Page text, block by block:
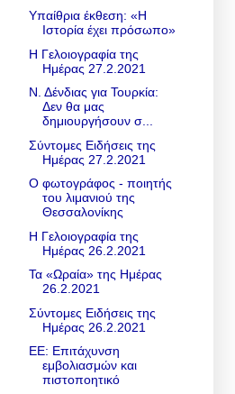
Υπαίθρια έκθεση: «Η
Ιστορία έχει πρόσωπο»
Η Γελοιογραφία της
Ημέρας 27.2.2021
Ν. Δένδιας για Τουρκία:
Δεν θα μας
δημιουργήσουν σ...
Σύντομες Ειδήσεις της
Ημέρας 27.2.2021
Ο φωτογράφος - ποιητής
του λιμανιού της
Θεσσαλονίκης
Η Γελοιογραφία της
Ημέρας 26.2.2021
Τα «Ωραία» της Ημέρας
26.2.2021
Σύντομες Ειδήσεις της
Ημέρας 26.2.2021
ΕΕ: Επιτάχυνση
εμβολιασμών και
πιστοποητικό